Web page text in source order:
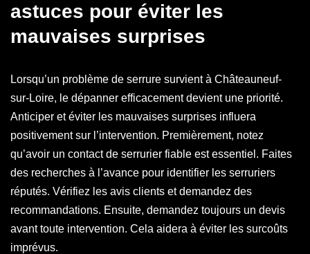
astuces pour éviter les
mauvaises surprises
Lorsqu’un problème de serrure survient à Châteauneuf-
sur-Loire, le dépanner efficacement devient une priorité.
Anticiper et éviter les mauvaises surprises influera
positivement sur l’intervention. Premièrement, notez
qu’avoir un contact de serrurier fiable est essentiel. Faites
des recherches à l’avance pour identifier les serruriers
réputés. Vérifiez les avis clients et demandez des
recommandations. Ensuite, demandez toujours un devis
avant toute intervention. Cela aidera à éviter les surcoûts
imprévus.